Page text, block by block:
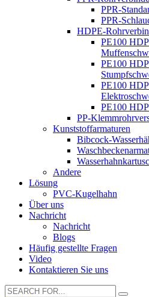
PPR-
PPR-
HDPE-
PE100
PE100
PE100
PE100
PP-
Kunststoffarmaturen
Bibcock-
Andere
Lösung
PVC-Kugelhahn
Über uns
Nachricht
Nachricht
Blogs
Häufig gestellte Fragen
Video
Kontaktieren Sie uns